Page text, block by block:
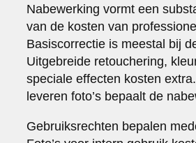
Nabewerking vormt een
van de kosten van
Basiscorrectie is meestal bij
Uitgebreide retouchering,
speciale effecten kosten
leveren foto’s bepaalt de
Gebruiksrechten bepalen